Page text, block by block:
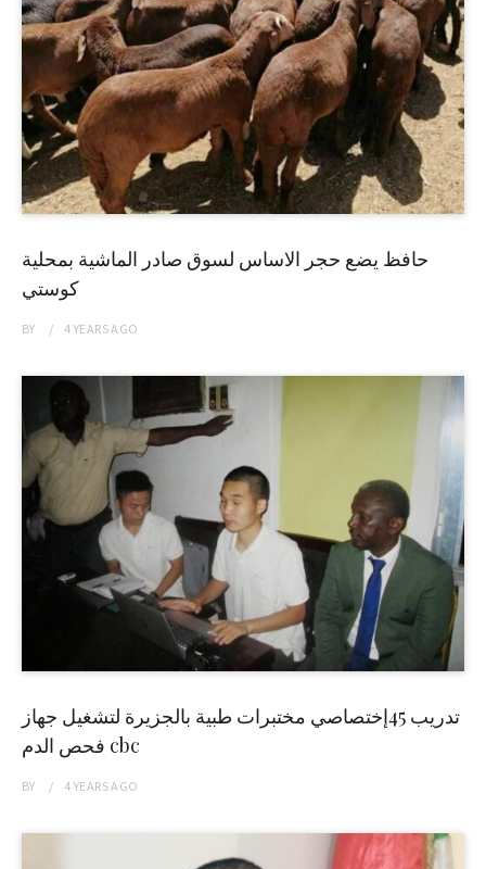
حافظ يضع حجر الاساس لسوق صادر الماشية بمحلية
كوستي
BY 4 YEARSAGO
تدريب 45إختصاصي مختبرات طبية بالجزيرة لتشغيل جهاز
فحص الدم cbc
BY 4 YEARSAGO